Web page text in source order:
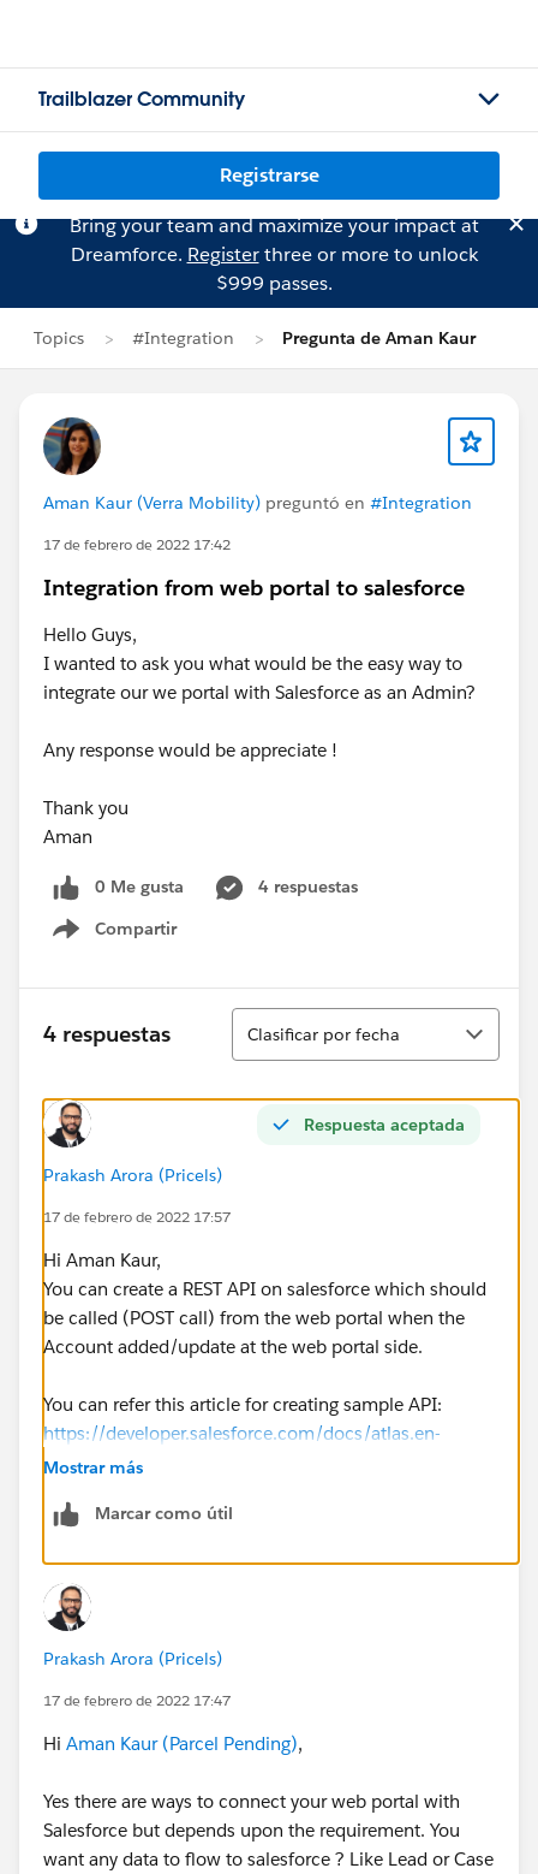
Trailblazer Community
Registrarse
Bring your team and maximize your impact at
Dreamforce. Registerthree or more to unlock
$999 passes.
Topics #Integration Pregunta de Aman Kaur
Aman Kaur (Verra Mobility) preguntó en #Integration
17 de febrero de 2022 17:42
Integration from web portal to salesforce
Hello Guys,
I wanted to ask you what would be the easy way to
integrate our we portal with Salesforce as an Admin?
Any response would be appreciate !
Thank you
Aman
0 Me gusta
4 respuestas
Compartir
Show menu
4 respuestas
Ordenar
Clasificar por fecha
Respuesta aceptada
Prakash Arora (Pricels)
17 de febrero de 2022 17:57
Hi Aman Kaur,
You can create a REST API on salesforce which should
be called (POST call) from the web portal when the
Account added/update at the web portal side.
You can refer this article for creating sample API:
https://developer.salesforce.com/docs/atlas.en-
us.apexcode.meta/apexcode/apex_rest_code_sample
Prakash
Mostrar más
Marcar como útil
Prakash Arora (Pricels)
17 de febrero de 2022 17:47
Hi Aman Kaur (Parcel Pending),
Yes there are ways to connect your web portal with
Salesforce but depends upon the requirement. You
want any data to flow to salesforce ? Like Lead or Case